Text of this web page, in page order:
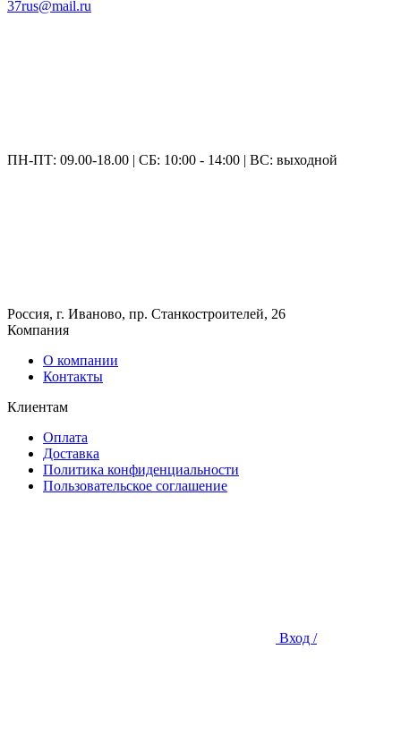
37rus@mail.ru
ПН-ПТ: 09.00-18.00 | СБ: 10:00 - 14:00 | ВС: выходной
Россия, г. Иваново, пр. Станкостроителей, 26
Компания
О компании
Контакты
Клиентам
Оплата
Доставка
Политика конфиденциальности
Пользовательское соглашение
Вход /